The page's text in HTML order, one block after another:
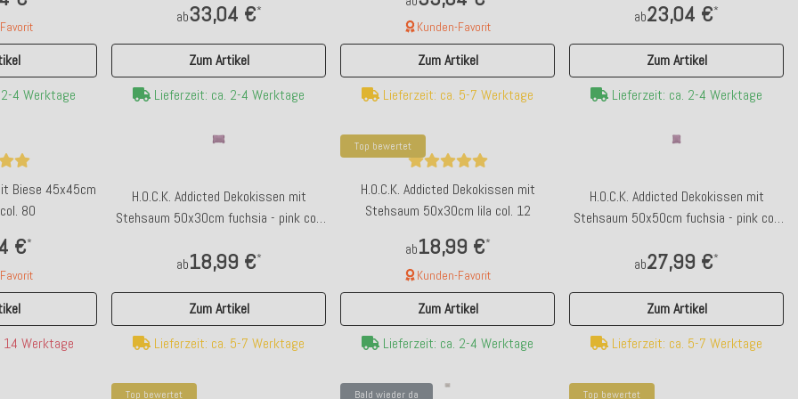
4 Werktage
ab33,04 €*
Zum Artikel
Lieferzeit: ca. 2-4 Werktage
Kunden-Favorit
Zum Artikel
Lieferzeit: ca. 5-7 Werktage
ab23,04 €*
Zum Artikel
Lieferzeit: ca. 2-4 Werktage
Biese 45x45cm
80
€*
Werktage
H.O.C.K. Addicted Dekokissen mit
Stehsaum 50x30cm fuchsia - pink col.
ab18,99 €*
Zum Artikel
Lieferzeit: ca. 5-7 Werktage
Top bewertet
H.O.C.K. Addicted Dekokissen mit
Stehsaum 50x30cm lila col. 12
ab18,99 €*
Kunden-Favorit
Zum Artikel
Lieferzeit: ca. 2-4 Werktage
H.O.C.K. Addicted Dekokissen mit
Stehsaum 50x50cm fuchsia - pink col.
ab27,99 €*
Zum Artikel
Lieferzeit: ca. 5-7 Werktage
Top bewertet Bald wieder da Top bewertet
Bald wieder da Top bewertet
50x50x5cm POP - multi col. 429
Bald wieder da